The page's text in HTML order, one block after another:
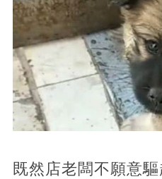
既然店老闆不願意